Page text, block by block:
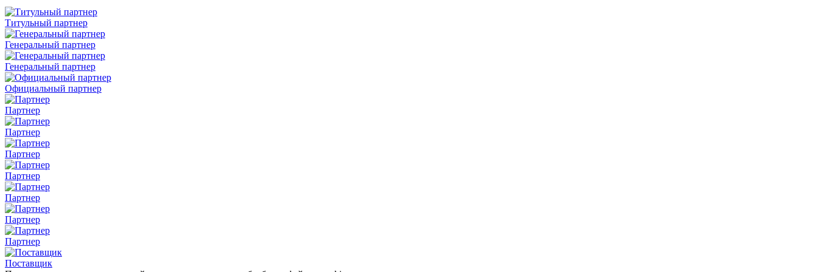
Титульный партнер
Генеральный партнер
Генеральный партнер
Официальный партнер
Партнер
Партнер
Партнер
Партнер
Партнер
Партнер
Партнер
Поставщик